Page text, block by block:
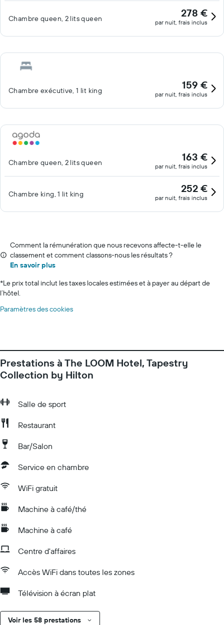
Chambre queen, 2 lits queen 278 €
par nuit, frais inclus
Chambre exécutive, 1 lit king 159 €
par nuit, frais inclus
Chambre queen, 2 lits queen 163 €
par nuit, frais inclus
Chambre king, 1 lit king 252 €
par nuit, frais inclus
Comment la rémunération que nous recevons affecte-t-elle le
classement et comment classons-nous les résultats ?
En savoir plus
*Le prix total inclut les taxes locales estimées et à payer au départ de
l’hôtel.
Paramètres des cookies
Prestations à The LOOM Hotel, Tapestry
Collection by Hilton
Salle de sport
Restaurant
Bar/Salon
Service en chambre
WiFi gratuit
Machine à café/thé
Machine à café
Centre d'affaires
Accès WiFi dans toutes les zones
Télévision à écran plat
Voir les 58 prestations